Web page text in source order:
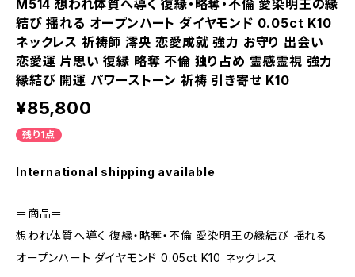
M514 想われ体質へ導く 復縁・略奪・不倫 愛染明王の縁
結び 揺れる オープンハート ダイヤモンド 0.05ct K10
ネックレス 祈祷師 澪央 恋愛成就 強力 お守り 出会い
恋愛運 片思い 復縁 略奪 不倫 独り占め 霊感霊視 強力
縁結び 開運 パワーストーン 祈祷 引き寄せ K10
¥85,800
残り1点
International shipping available
＝商品＝
想われ体質へ導く 復縁・略奪・不倫 愛染明王の縁結び 揺れる
オープンハート ダイヤモンド 0.05ct K10 ネックレス